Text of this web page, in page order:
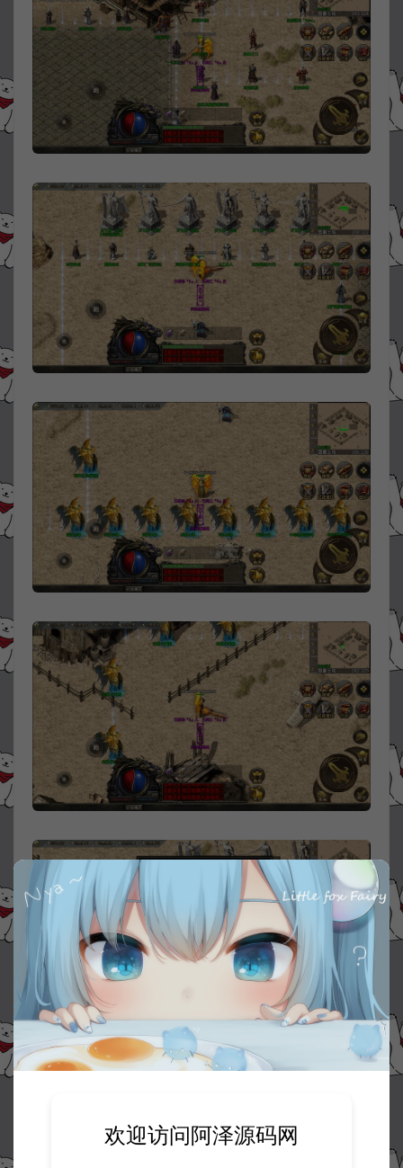
欢迎访问阿泽源码网